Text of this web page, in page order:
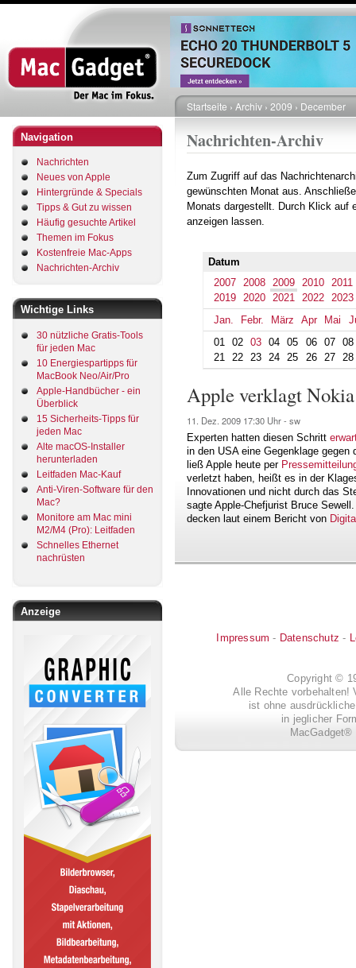
Direkt
zum
Inhalt
Navigation
Nachrichten
Neues von Apple
Hintergründe & Specials
Tipps & Gut zu wissen
Häufig gesuchte Artikel
Themen im Fokus
Kostenfreie Mac-Apps
Nachrichten-Archiv
Wichtige Links
30 nützliche Gratis-Tools
für jeden Mac
10 Energiespartipps für
MacBook Neo/Air/Pro
Apple-Handbücher - ein
Überblick
15 Sicherheits-Tipps für
jeden Mac
Alte macOS-Installer
herunterladen
Leitfaden Mac-Kauf
Anti-Viren-Software für den
Mac?
Monitore am Mac mini
M2/M4 (Pro): Leitfaden
Schnelles Ethernet
nachrüsten
Anzeige
Pfadnavigation
Startseite Archiv 2009 December
Nachrichten-Archiv
Zum Zugriff auf das
gewünschten Monat aus.
Monats dargestellt. Durch Klick auf
anzeigen lassen.
Datum
2007
2008 2009 2010
2011
2019
2020 2021 2022
2023
Jan.
Febr. März Apr Mai
01
02 03 04 05 06 07
08
21
22 23 24 25 26 27 28
Apple verklagt Nokia
11. Dez. 2009 17:30 Uhr - sw
Experten hatten diesen Schritt
in den USA eine Gegenklage
ließ Apple heute per
verletzt haben, heißt es in der
Innovationen und nicht durch das
sagte Apple-Chefjurist Bruce
decken laut einem Bericht von
Impressum - Datenschutz -
Copyright ©
Alle Rechte vorbehalten!
ist ohne
in jeglicher
MacGadget®